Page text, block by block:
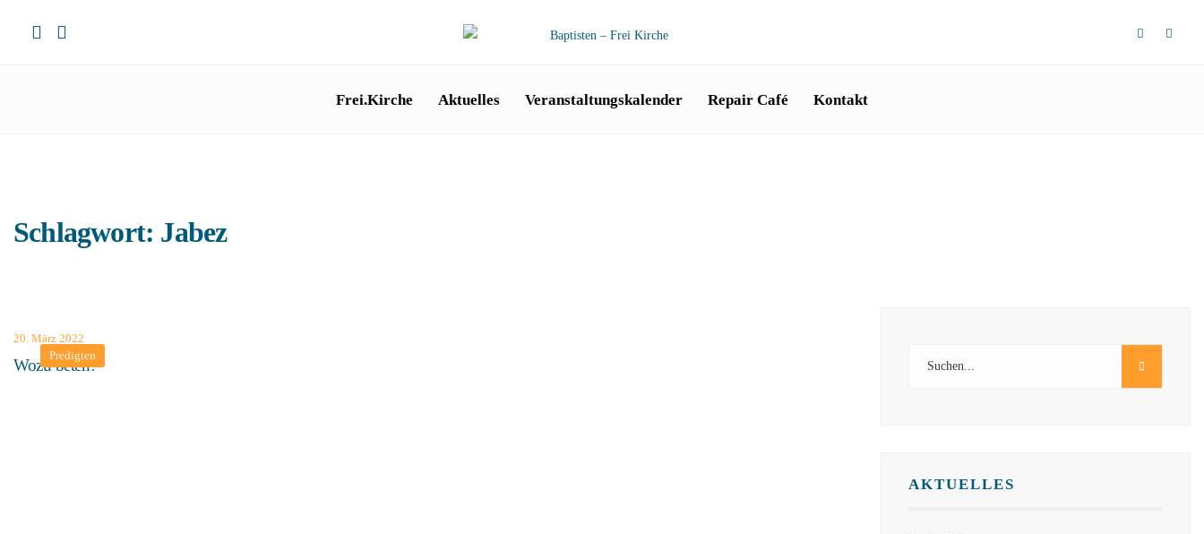
Frei.Kirche Aktuelles Veranstaltungskalender Repair Café Kontakt
Schlagwort: Jabez
Predigten
20. März 2022
Wozu beten?
AKTUELLES